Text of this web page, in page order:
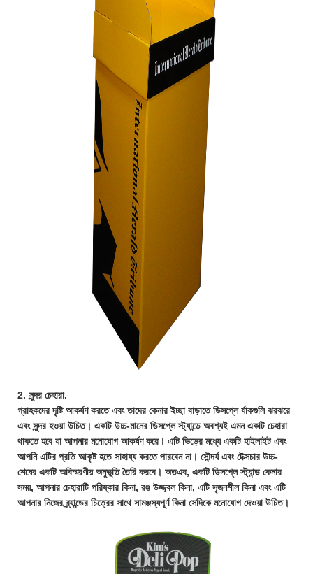
2. সুন্দর চেহারা.
গ্রাহকদের দৃষ্টি আকর্ষণ করতে এবং তাদের কেনার ইচ্ছা বাড়াতে ডিসপ্লে র্যাকগুলি ঝরঝরে
এবং সুন্দর হওয়া উচিত। একটি উচ্চ-মানের ডিসপ্লে স্ট্যান্ডে অবশ্যই এমন একটি চেহারা
থাকতে হবে যা আপনার মনোযোগ আকর্ষণ করে। এটি ভিড়ের মধ্যে একটি হাইলাইট এবং
আপনি এটির প্রতি আকৃষ্ট হতে সাহায্য করতে পারবেন না। সৌন্দর্য এবং টেক্সচার উচ্চ-
শেষের একটি অবিস্মরণীয় অনুভূতি তৈরি করবে। অতএব, একটি ডিসপ্লে স্ট্যান্ড কেনার
সময়, আপনার চেহারাটি পরিষ্কার কিনা, রঙ উজ্জ্বল কিনা, এটি সৃজনশীল কিনা এবং এটি
আপনার নিজের ব্র্যান্ডের চিত্রের সাথে সামঞ্জস্যপূর্ণ কিনা সেদিকে মনোযোগ দেওয়া উচিত।